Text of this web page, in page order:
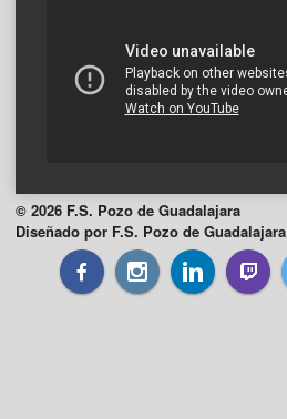
© 2026 F.S. Pozo de Guadalajara
Diseñado por F.S. Pozo de Guadalajara